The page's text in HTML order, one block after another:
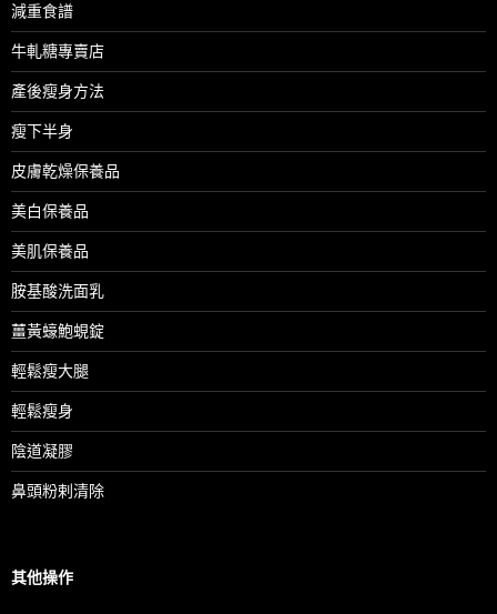
減重食譜
牛軋糖專賣店
產後瘦身方法
瘦下半身
皮膚乾燥保養品
美白保養品
美肌保養品
胺基酸洗面乳
薑黃蠔鮑蜆錠
輕鬆瘦大腿
輕鬆瘦身
陰道凝膠
鼻頭粉剌清除
其他操作